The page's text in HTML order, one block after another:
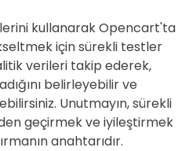
kullanarak Opencart'ta
için sürekli testler
verileri takip ederek,
belirleyebilir ve
Unutmayın, sürekli
geçirmek ve iyileştirmek
anahtarıdır.